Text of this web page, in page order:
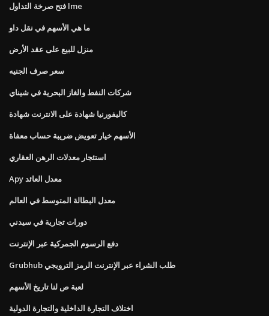
فتح صرخة التداول lme
ما هي الأسهم في نقل داو
منزل للبيع على عقد الأرض
سعر صرف الجنيه
شركات النفط والغاز البحرية في شيناي
كاليفورنيا شهادة على الانترنت شهادة
الأسهم خيار تعويض ضريبة حساب معفاة
استئجار معدلات الرهن العقاري
Apy معدل العائد
معدل البطالة المتوسط ​​في العالم
دورات تجارية في سيدني
دفع الرسوم الجمركية عبر الإنترنت
Grubhub طلب الشراء عبر الإنترنت الرمز الترويجي
لعبة ص لنا تاريخ الأسهم
اختلاف التجارة الداخلية والتجارة الدولية